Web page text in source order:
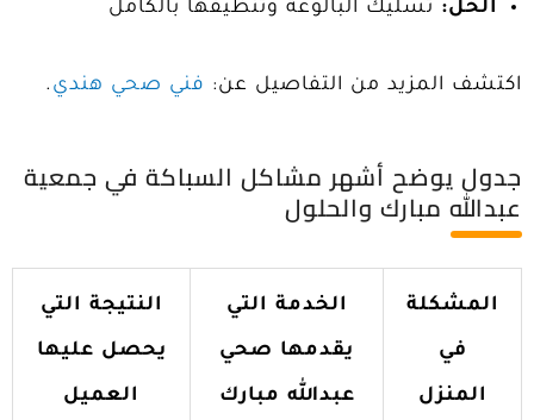
الحل: تسليك البالوعة وتنظيفها بالكامل
اكتشف المزيد من التفاصيل عن: فني صحي هندي .
جدول يوضح أشهر مشاكل السباكة في جمعية
عبدالله مبارك والحلول
المشكلة
في
المنزل
الخدمة التي
يقدمها صحي
عبدالله مبارك
النتيجة التي
يحصل عليها
العميل